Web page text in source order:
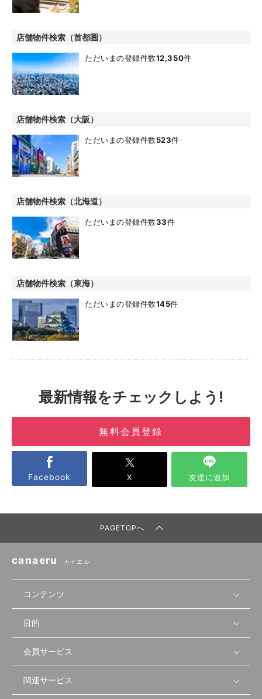
店舗物件検索（首都圏）
ただいまの登録件数12,350件
店舗物件検索（大阪）
ただいまの登録件数523件
店舗物件検索（北海道）
ただいまの登録件数33件
店舗物件検索（東海）
ただいまの登録件数145件
最新情報をチェックしよう!
無料会員登録
Facebook X 友達に追加
PAGETOPへ
canaeru カナエル
コンテンツ
無料開業相談
セミナー情報
セミナー動画
物件を探す
首都圏
先輩開業者の声
目的
店舗運営
物件
会員サービス
会員登録
関連サービス